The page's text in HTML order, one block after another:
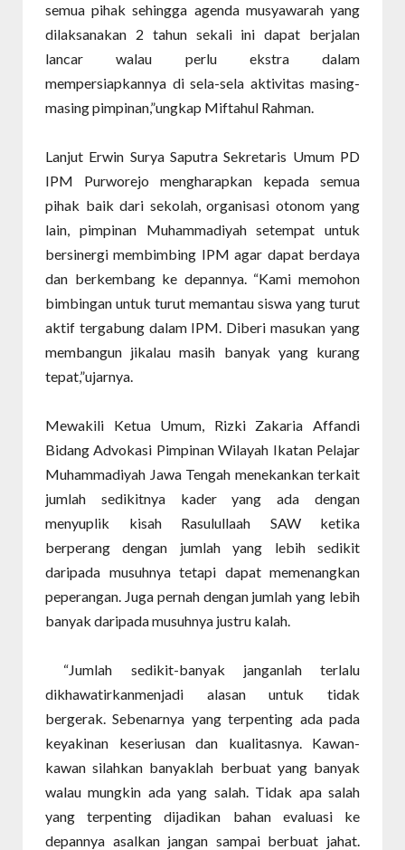
semua pihak sehingga agenda musyawarah yang
dilaksanakan 2 tahun sekali ini dapat berjalan
lancar walau perlu ekstra dalam
mempersiapkannya di sela-sela aktivitas masing-
masing pimpinan,”ungkap Miftahul Rahman.
Lanjut Erwin Surya Saputra Sekretaris Umum PD
IPM Purworejo mengharapkan kepada semua
pihak baik dari sekolah, organisasi otonom yang
lain, pimpinan Muhammadiyah setempat untuk
bersinergi membimbing IPM agar dapat berdaya
dan berkembang ke depannya. “Kami memohon
bimbingan untuk turut memantau siswa yang turut
aktif tergabung dalam IPM. Diberi masukan yang
membangun jikalau masih banyak yang kurang
tepat,”ujarnya.
Mewakili Ketua Umum, Rizki Zakaria Affandi
Bidang Advokasi Pimpinan Wilayah Ikatan Pelajar
Muhammadiyah Jawa Tengah menekankan terkait
jumlah sedikitnya kader yang ada dengan
menyuplik kisah Rasulullaah SAW ketika
berperang dengan jumlah yang lebih sedikit
daripada musuhnya tetapi dapat memenangkan
peperangan. Juga pernah dengan jumlah yang lebih
banyak daripada musuhnya justru kalah.
“Jumlah sedikit-banyak janganlah terlalu
dikhawatirkanmenjadi alasan untuk tidak
bergerak. Sebenarnya yang terpenting ada pada
keyakinan keseriusan dan kualitasnya. Kawan-
kawan silahkan banyaklah berbuat yang banyak
walau mungkin ada yang salah. Tidak apa salah
yang terpenting dijadikan bahan evaluasi ke
depannya asalkan jangan sampai berbuat jahat.